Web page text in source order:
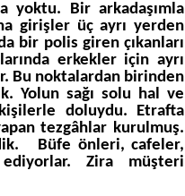
yoktu. Bir arkadaşımla
girişler üç ayrı yerden
bir polis giren çıkanları
erkekler için ayrı
Bu noktalardan birinden
Yolun sağı solu hal ve
doluydu. Etrafta
tezgâhlar kurulmuş.
Büfe önleri, cafeler,
Zira müşteri